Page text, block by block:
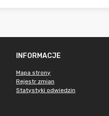
INFORMACJE
Mapa strony
Rejestr zmian
Statystyki odwiedzin